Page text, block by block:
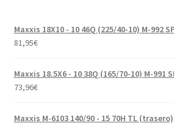
Maxxis 18X10 - 10 46Q (225/40-10) M-992
81,95€
Maxxis 18.5X6 - 10 38Q (165/70-10) M-991
73,96€
Maxxis M-6103 140/90 - 15 70H TL (trasero)